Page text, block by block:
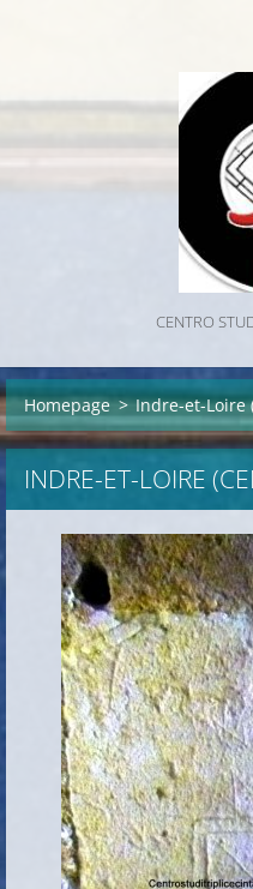
CENTRO
Homepage > Indre-et-Loire
INDRE-ET-LOIRE